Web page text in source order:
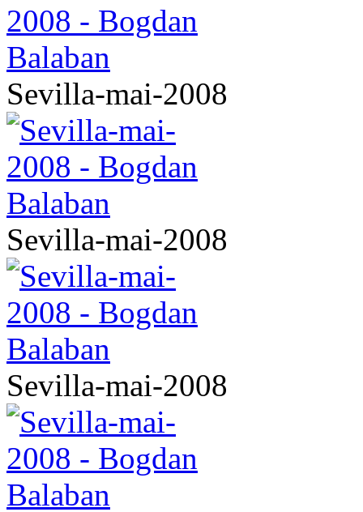
Sevilla-mai-2008
Sevilla-mai-2008
Sevilla-mai-2008